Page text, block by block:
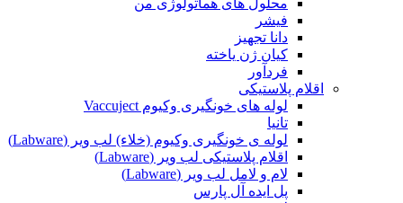
محلول های هماتولوژی من
فیشر
دانا تجهیز
کیان ژن یاخته
فردآور
اقلام پلاستیکی
لوله های خونگیری وکیوم Vaccuject
تانیا
لوله ی خونگیری وکیوم (خلاء) لب ویر (Labware)
اقلام پلاستیکی لب ویر (Labware)
لام و لامل لب ویر (Labware)
پل ایده آل پارس